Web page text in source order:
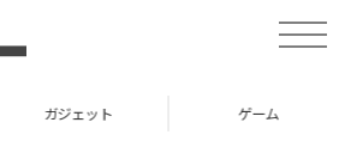
t
o
ガジェット ゲーム